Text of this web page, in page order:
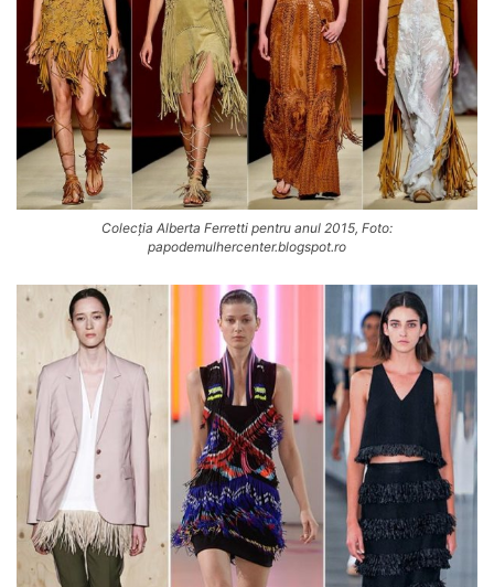
Colecția Alberta Ferretti pentru anul 2015, Foto:
papodemulhercenter.blogspot.ro